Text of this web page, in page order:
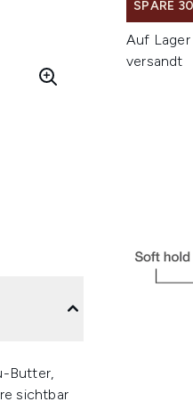
SPARE
Auf Lager
versandt
Butter,
sichtbar